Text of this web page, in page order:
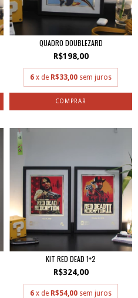
QUADRO DOUBLEZARD
R$198,00
6 x de R$33,00 sem juros
KIT RED DEAD 1+2
R$324,00
6 x de R$54,00 sem juros